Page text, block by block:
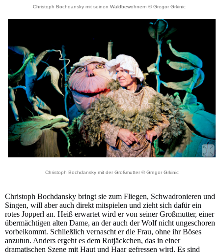
Christoph Bochdansky mit seinen Waldbewohnern © Gregor Grkinic
Christoph Bochdansky mit der Großmutter © Gregor Grkinic
Christoph Bochdansky bringt sie zum Fliegen, Schwadronieren und
Singen, will aber auch direkt mitspielen und zieht sich dafür ein
rotes Jopperl an. Heiß erwartet wird er von seiner Großmutter, einer
übermächtigen alten Dame, an der auch der Wolf nicht ungeschoren
vorbeikommt. Schließlich vernascht er die Frau, ohne ihr Böses
anzutun. Anders ergeht es dem Rotjäckchen, das in einer
dramatischen Szene mit Haut und Haar gefressen wird. Es sind